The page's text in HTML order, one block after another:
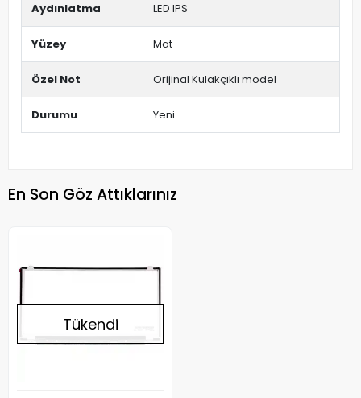
Aydınlatma LED IPS
Yüzey Mat
Özel Not Orijinal Kulakçıklı model
Durumu Yeni
En Son Göz Attıklarınız
Tükendi